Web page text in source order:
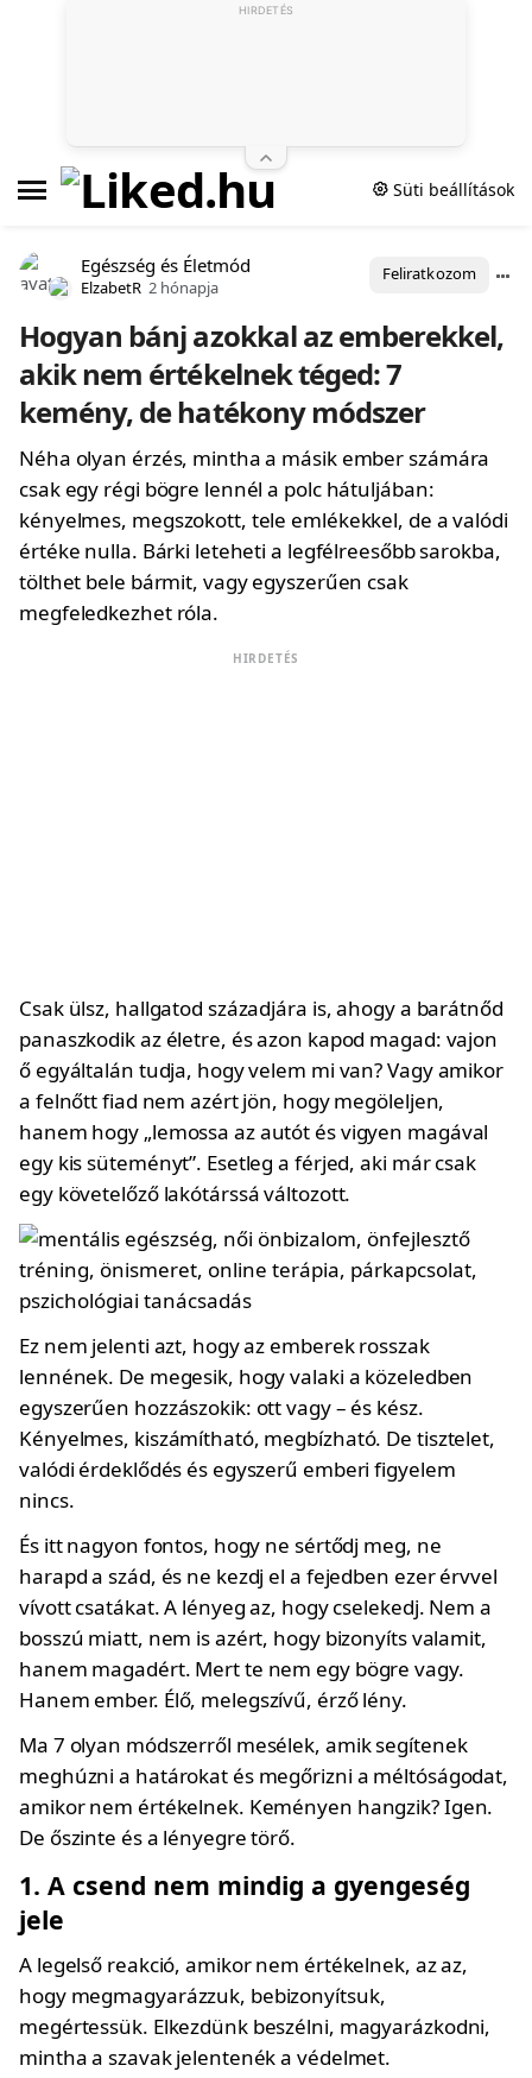
Süti beállítások
Egészség és Életmód
ElzabetR 2 hónapja
Feliratkozom
Hogyan bánj azokkal az emberekkel,
akik nem értékelnek téged: 7
kemény, de hatékony módszer
Néha olyan érzés, mintha a másik ember számára
csak egy régi bögre lennél a polc hátuljában:
kényelmes, megszokott, tele emlékekkel, de a valódi
értéke nulla. Bárki leteheti a legfélreesőbb sarokba,
tölthet bele bármit, vagy egyszerűen csak
megfeledkezhet róla.
HIRDETÉS
Csak ülsz, hallgatod századjára is, ahogy a barátnőd
panaszkodik az életre, és azon kapod magad: vajon
ő egyáltalán tudja, hogy velem mi van? Vagy amikor
a felnőtt fiad nem azért jön, hogy megöleljen,
hanem hogy „lemossa az autót és vigyen magával
egy kis süteményt”. Esetleg a férjed, aki már csak
egy követelőző lakótárssá változott.
Ez nem jelenti azt, hogy az emberek rosszak
lennének. De megesik, hogy valaki a közeledben
egyszerűen hozzászokik: ott vagy – és kész.
Kényelmes, kiszámítható, megbízható. De tisztelet,
valódi érdeklődés és egyszerű emberi figyelem
nincs.
És itt nagyon fontos, hogy ne sértődj meg, ne
harapd a szád, és ne kezdj el a fejedben ezer érvvel
vívott csatákat. A lényeg az, hogy cselekedj. Nem a
bosszú miatt, nem is azért, hogy bizonyíts valamit,
hanem magadért. Mert te nem egy bögre vagy.
Hanem ember. Élő, melegszívű, érző lény.
Ma 7 olyan módszerről mesélek, amik segítenek
meghúzni a határokat és megőrizni a méltóságodat,
amikor nem értékelnek. Keményen hangzik? Igen.
De őszinte és a lényegre törő.
1. A csend nem mindig a gyengeség
jele
A legelső reakció, amikor nem értékelnek, az az,
hogy megmagyarázzuk, bebizonyítsuk,
megértessük. Elkezdünk beszélni, magyarázkodni,
mintha a szavak jelentenék a védelmet.
HIRDETÉS